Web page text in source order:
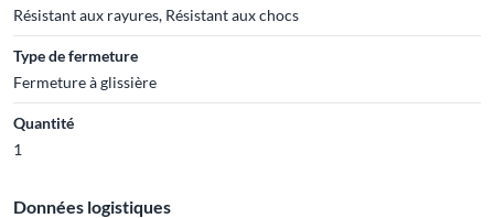
Résistant aux rayures, Résistant aux chocs
Type de fermeture
Fermeture à glissière
Quantité
1
Données logistiques